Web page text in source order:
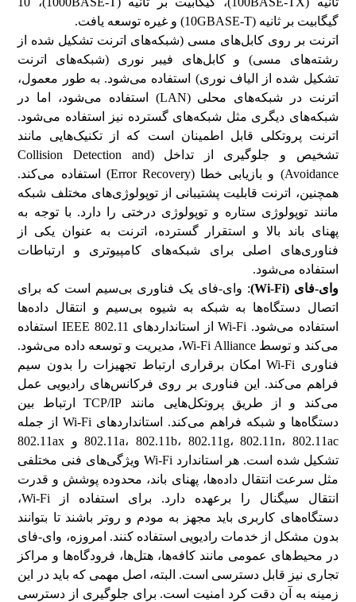
گیگابیت بر ثانیه (10GBASE-T) و غیره توسعه یافت.
اترنت بر روی کابل‌های مسی (شبکه‌های اترنت تشکیل شده از
رشته‌های مسی) و کابل‌های فیبر نوری (شبکه‌های اترنت
تشکیل شده از الیاف نوری) استفاده می‌شود. به طور معمول،
اترنت در شبکه‌های محلی (LAN) استفاده می‌شود، اما در
شبکه‌های دیگری مثل شبکه‌های گسترده نیز استفاده می‌شود.
اترنت پروتکلی قابل اطمینان است که از تکنیک‌هایی مانند
تشخیص و جلوگیری از تداخل (Collision Detection and
Avoidance) و بازیابی خطا (Error Recovery) استفاده می‌کند.
همچنین، اترنت قابلیت پشتیبانی از توپولوژی‌های مختلف شبکه
مانند توپولوژی ستاره و توپولوژی درختی را دارد. با توجه به
پهنای باند بالا و استقرار گسترده، اترنت به عنوان یکی از
فناوری‌های اصلی برای شبکه‌های کامپیوتری و ارتباطات
استفاده می‌شود.
وای-فای (Wi-Fi
): وای-فای یک فناوری بی‌سیم است که برای
اتصال دستگاه‌ها به شبکه به شیوه بی‌سیم و انتقال داده‌ها
استفاده می‌شود. Wi-Fi از استانداردهای IEEE 802.11 استفاده
می‌کند و توسط Wi-Fi Alliance، مدیریت و توسعه داده می‌شود.
فناوری Wi-Fi امکان برقراری ارتباط تجهیزات را بدون ‌سیم
فراهم می‌کند. این فناوری بر روی فرکانس‌های رادیویی عمل
می‌کند و از طریق پروتکل‌هایی مانند TCP/IP ارتباط بین
دستگاه‌ها و شبکه فراهم می‌کند. استانداردهای Wi-Fi از جمله
802.11a، 802.11b، 802.11g، 802.11n، 802.11ac و 802.11ax
تشکیل شده است. هر استاندارد Wi-Fi ویژگی‌های فنی مختلفی
مثل سرعت انتقال داده‌ها، پهنای باند، محدوده پوشش و قدرت
انتقال سیگنال را برعهده دارد. برای استفاده از Wi-Fi،
دستگاه‌های کاربری باید مجهز به مودم و روتر باشند تا بتوانند
بدون مشکل از خدمات رادیویی استفاده کنند. امروزه، وای-فای
در محیط‌های عمومی مانند کافه‌ها، هتل‌ها، فرودگاه‌ها و مراکز
تجاری نیز قابل دسترسی است. البته، اصل مهمی که باید در این
زمینه به آن دقت کرد امنیت است. برای جلوگیری از دسترسی